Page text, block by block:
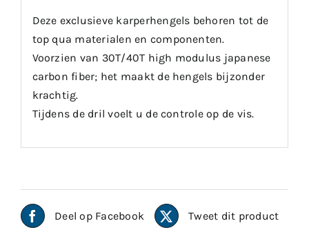
Deze exclusieve karperhengels behoren tot de
top qua materialen en componenten.
Voorzien van 30T/40T high modulus japanese
carbon fiber; het maakt de hengels bijzonder
krachtig.
Tijdens de dril voelt u de controle op de vis.
Deel op Facebook Tweet dit product